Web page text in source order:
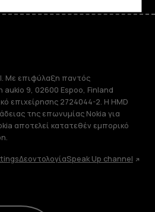
Με επιφύλαξη παντός
aukio 9, 02600 Espoo, Finland
επιχείρησης 2724044-2. Η HMD
της επωνυμίας Nokia για
αποτελεί κατατεθέν εμπορικό
ΔεοντολογίαSpeak Up channel